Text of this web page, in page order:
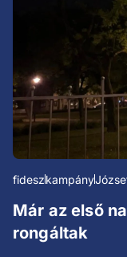
fideszkampány
Már az első
rongáltak